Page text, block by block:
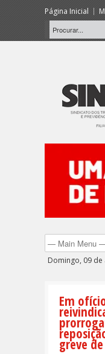
Página Inicial
Domingo, 09
Em
greve